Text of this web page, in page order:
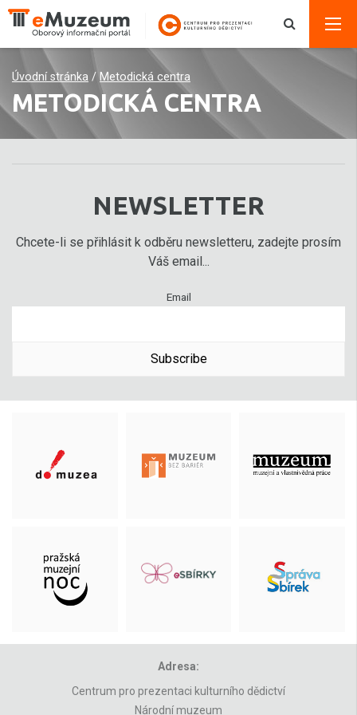
Úvodní stránka / Metodická centra
METODICKÁ CENTRA
NEWSLETTER
Chcete-li se přihlásit k odběru newsletteru, zadejte prosím
Váš email...
Email
Subscribe
Adresa:
Centrum pro prezentaci kulturního dědictví
Národní muzeum